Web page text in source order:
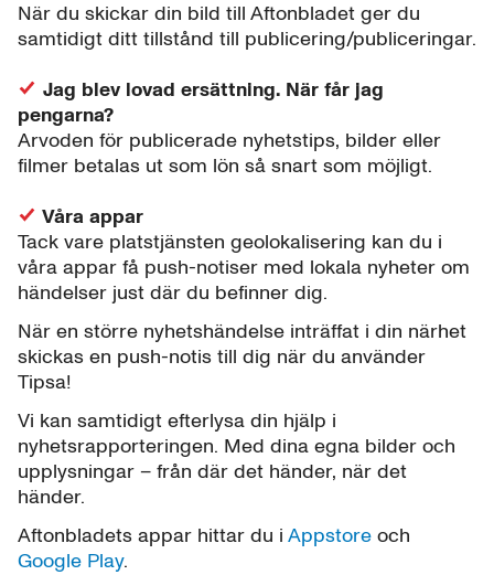
När du skickar din bild till Aftonbladet ger du
samtidigt ditt tillstånd till publicering/publiceringar.
Jag blev lovad ersättning. När får jag
pengarna?
Arvoden för publicerade nyhetstips, bilder eller
filmer betalas ut som lön så snart som möjligt.
Våra appar
Tack vare platstjänsten geolokalisering kan du i
våra appar få push-notiser med lokala nyheter om
händelser just där du befinner dig.
När en större nyhetshändelse inträffat i din närhet
skickas en push-notis till dig när du använder
Tipsa!
Vi kan samtidigt efterlysa din hjälp i
nyhetsrapporteringen. Med dina egna bilder och
upplysningar – från där det händer, när det
händer.
Aftonbladets appar hittar du i Appstore och
Google Play.